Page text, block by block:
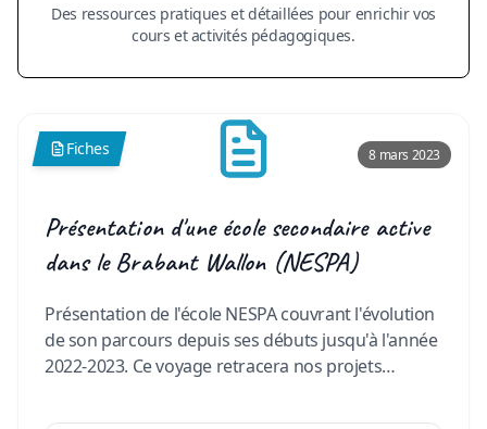
Des ressources pratiques et détaillées pour enrichir vos
cours et activités pédagogiques.
Fiches 8 mars 2023
Présentation d'une école secondaire active
dans le Brabant Wallon (NESPA)
Présentation de l'école NESPA couvrant l'évolution
de son parcours depuis ses débuts jusqu'à l'année
2022-2023. Ce voyage retracera nos projets